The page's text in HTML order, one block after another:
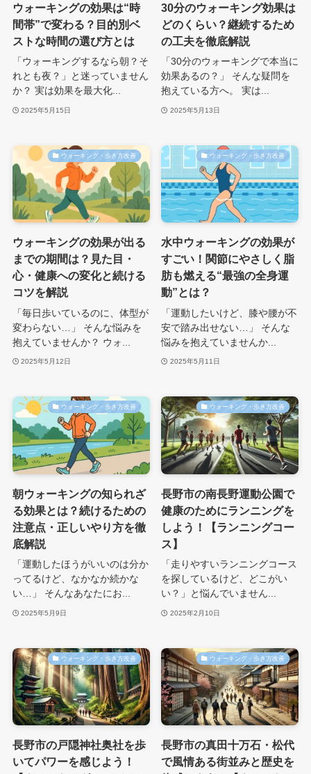
ウォーキングの効果は“時
間帯”で変わる？目的別ベ
ストな時間の選び方とは
「ウォーキングするなら朝？そ
れとも夜？」と迷っていません
か？ 実は効果を最大化...
2025年5月15日
30分のウォーキング効果は
どのくらい？継続するため
の工夫を徹底解説
「30分のウォーキングで本当に
効果あるの？」 そんな疑問を
抱えている方へ。 実は...
2025年5月13日
ウォーキング・歩き方改善
ウォーキングの効果が出る
までの期間は？見た目・
心・健康への変化と続ける
コツを解説
「毎日歩いているのに、体型が
変わらない…」 そんな悩みを
抱えていませんか？ ウォ...
2025年5月12日
ウォーキング・歩き方改善
水中ウォーキングの効果が
すごい！関節にやさしく脂
肪も燃える“最強の全身運
動”とは？
「運動したいけど、膝や腰が不
安で踏み出せない…」 そんな
悩みを抱えていませんか...
2025年5月11日
ウォーキング・歩き方改善
朝ウォーキングの知られざ
る効果とは？続けるための
注意点・正しいやり方を徹
底解説
「運動したほうがいいのは分か
ってるけど、なかなか続かな
い…」 そんなあなたにお...
2025年5月9日
ウォーキング・歩き方改善
長野市の南長野運動公園で
健康のためにランニングを
しよう！【ランニングコー
ス】
「走りやすいランニングコース
を探しているけど、どこがい
い？」と悩んでいません...
2025年2月10日
ウォーキング・歩き方改善
長野市の戸隠神社奥社を歩
いてパワーを感じよう！
ウォーキング・歩き方改善
長野市の真田十万石・松代
で風情ある街並みと歴史を